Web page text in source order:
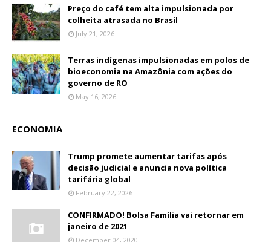
Preço do café tem alta impulsionada por
colheita atrasada no Brasil
July 21, 2026
Terras indígenas impulsionadas em polos de
bioeconomia na Amazônia com ações do
governo de RO
May 16, 2026
ECONOMIA
Trump promete aumentar tarifas após
decisão judicial e anuncia nova política
tarifária global
February 22, 2026
CONFIRMADO! Bolsa Família vai retornar em
janeiro de 2021
December 04, 2020